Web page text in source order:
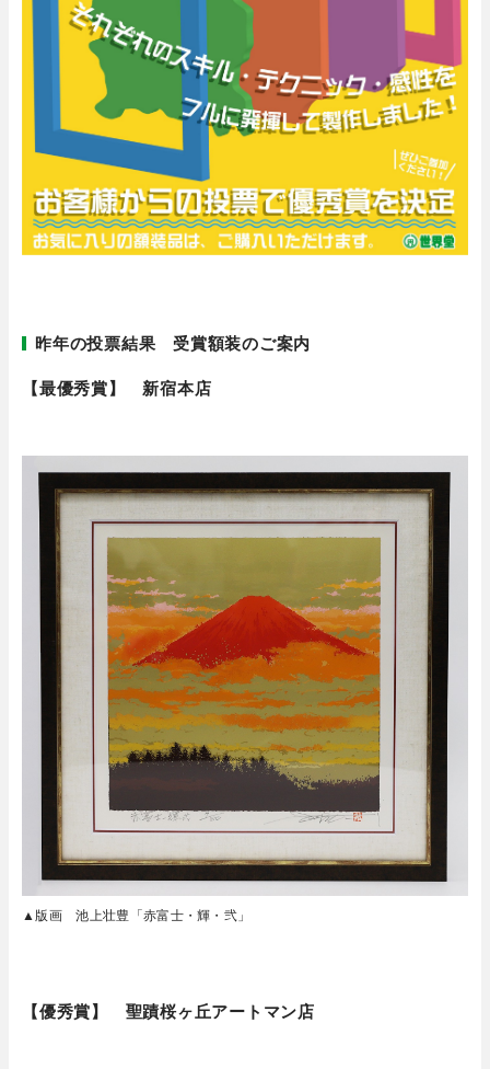
昨年の投票結果 受賞額装のご案内
【最優秀賞】 新宿本店
▲版画 池上壮豊「赤富士・輝・弐」
【優秀賞】 聖蹟桜ヶ丘アートマン店